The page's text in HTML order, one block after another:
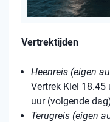
Vertrektijden
Heenreis (eigen
Vertrek Kiel
uur (volgende
Terugreis (eigen